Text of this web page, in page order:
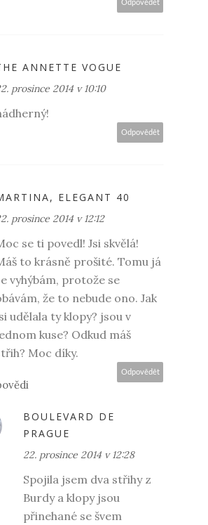
Odpovědět
ANNETTE VOGUE
prosince 2014 v 10:10
Odpovědět
ELEGANT 40
prosince 2014 v 12:12
se ti povedl! Jsi skvělá!
to krásně prošité. Tomu já
vyhýbám, protože se
že to nebude ono. Jak
udělala ty klopy? jsou v
kuse? Odkud máš
Moc díky.
Odpovědět
BOULEVARD DE
PRAGUE
22. prosince 2014 v 12:28
Spojila jsem dva střihy z
Burdy a klopy jsou
přinehané se švem